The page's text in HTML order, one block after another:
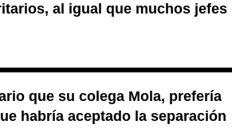
al igual que muchos jefes
que su colega Mola, prefería
habría aceptado la separación